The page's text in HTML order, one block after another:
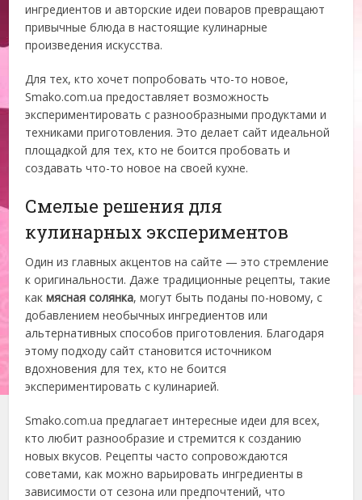
ингредиентов и авторские идеи поваров превращают
привычные блюда в настоящие кулинарные
произведения искусства.
Для тех, кто хочет попробовать что-то новое,
Smako.com.ua предоставляет возможность
экспериментировать с разнообразными продуктами и
техниками приготовления. Это делает сайт идеальной
площадкой для тех, кто не боится пробовать и
создавать что-то новое на своей кухне.
Смелые решения для
кулинарных экспериментов
Один из главных акцентов на сайте — это стремление
к оригинальности. Даже традиционные рецепты, такие
какмясная солянка, могут быть поданы по-новому, с
добавлением необычных ингредиентов или
альтернативных способов приготовления. Благодаря
этому подходу сайт становится источником
вдохновения для тех, кто не боится
экспериментировать с кулинарией.
Smako.com.ua предлагает интересные идеи для всех,
кто любит разнообразие и стремится к созданию
новых вкусов. Рецепты часто сопровождаются
советами, как можно варьировать ингредиенты в
зависимости от сезона или предпочтений, что